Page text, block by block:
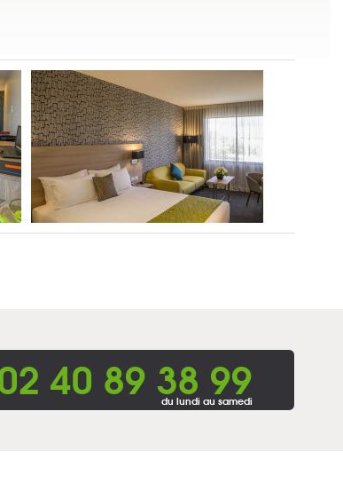
40 89 38 99
du lundi au samedi